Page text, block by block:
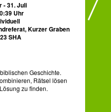
- 31. Juli
Uhr
Kurzer Graben
SHA
Geschichte.
Rätsel lösen
zu finden.